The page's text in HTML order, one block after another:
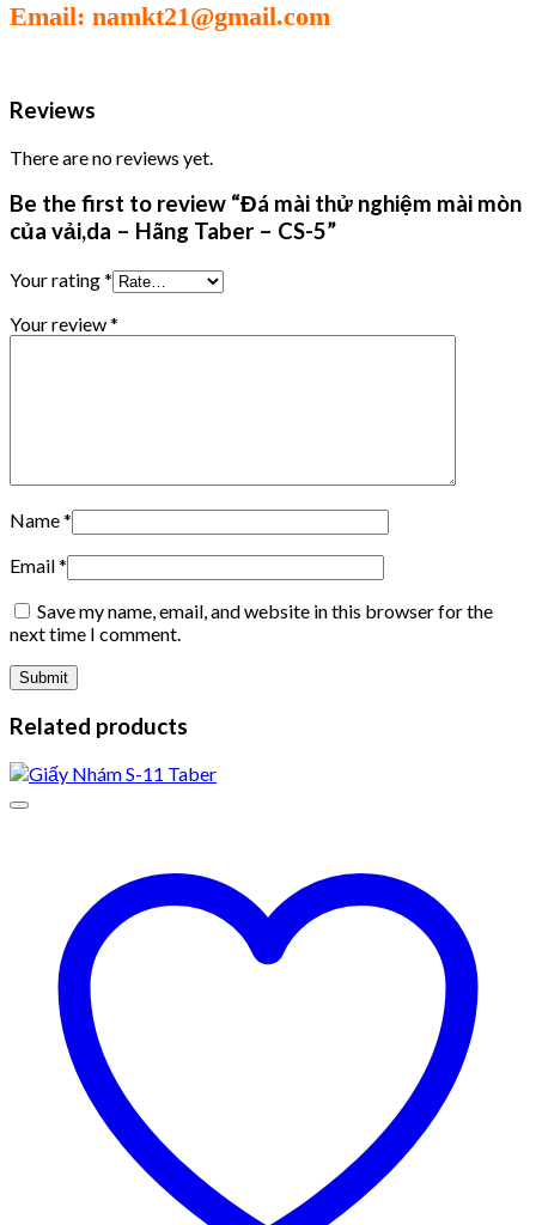
Email: namkt21@gmail.com
Reviews
There are no reviews yet.
Be the first to review “Đá mài thử nghiệm mài mòn
của vải,da – Hãng Taber – CS-5”
Your rating*
Your review*
Name*
Email*
Save my name, email, and website in this browser for the
next time I comment.
Related products